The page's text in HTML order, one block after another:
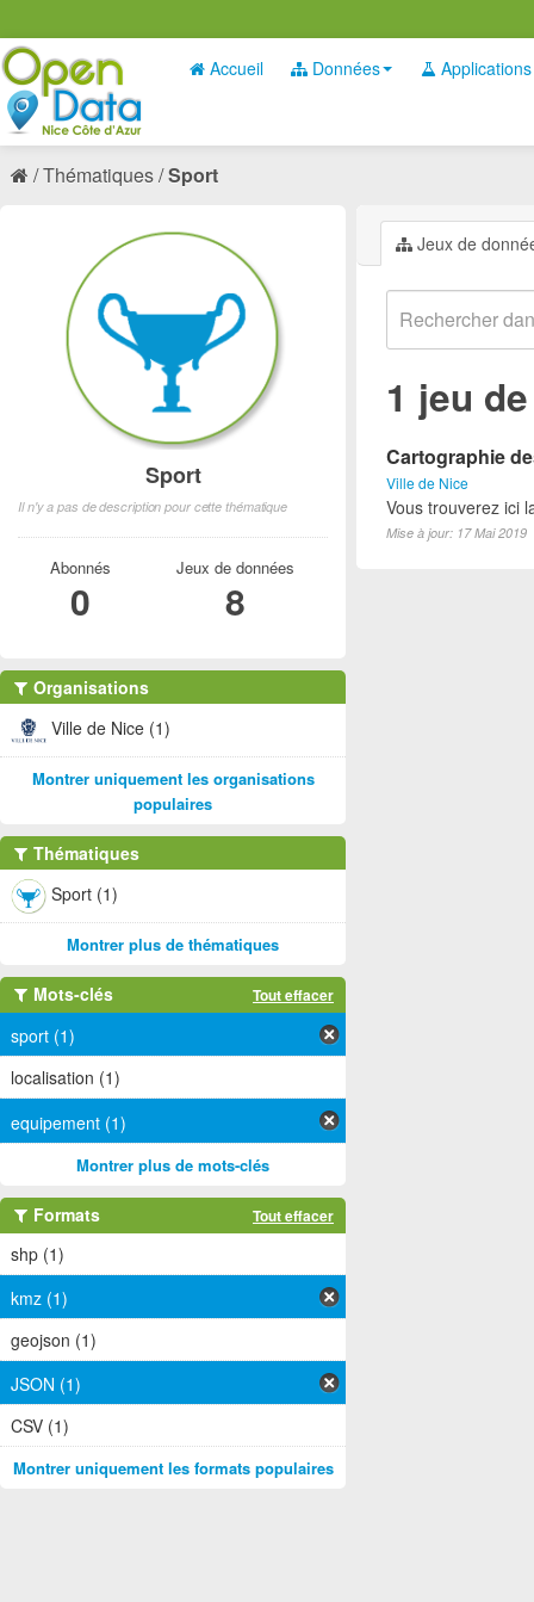
Accueil Données Applications
Thématiques Sport
Jeux de
1 jeu
Cartographie
Ville de Nice
Vous trouverez ici
Mise à jour: 17 Mai 2019
Sport
Il n'y a pas de description pour cette thématique
Abonnés
0
Jeux de données
8
Organisations
Ville de Nice (1)
Montrer uniquement les organisations
populaires
Thématiques
Sport (1)
Montrer plus de thématiques
Mots-clés Tout effacer
sport (1)
localisation (1)
equipement (1)
Montrer plus de mots-clés
Formats Tout effacer
shp (1)
kmz (1)
geojson (1)
JSON (1)
CSV (1)
Montrer uniquement les formats populaires